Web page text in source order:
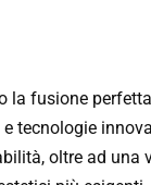
la fusione
tecnologie
oltre ad una